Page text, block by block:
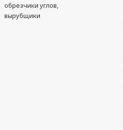
обрезчики углов,
вырубщики